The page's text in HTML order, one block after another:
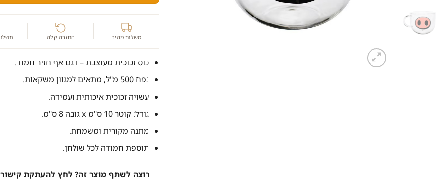
משלוח מהיר החזרה קלה
כוס זכוכית מעוצבת – דגם אף חזיר חמוד.
נפח 500 מ"ל, מתאים למגוון משקאות.
עשויה זכוכית איכותית ועמידה.
גודל: קוטר 10 ס"מ x גובה 8 ס"מ.
מתנה מקורית ומשמחת.
תוספת חמודה לכל שולחן.
רוצה לשתף מוצר זה? לחץ להעתקת